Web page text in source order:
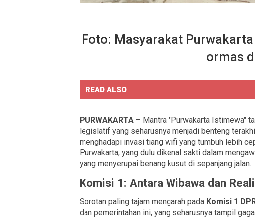
Foto: Masyarakat
ormas
READ ALSO
PURWAKARTA – Mantra "Purwakarta Istimewa"
legislatif yang seharusnya menjadi benteng
menghadapi invasi tiang wifi yang tumbuh lebih
Purwakarta, yang dulu dikenal sakti dalam
yang menyerupai benang kusut di sepanjang jalan.
Komisi 1: Antara Wibawa dan
​Sorotan paling tajam mengarah pada Komisi 1
dan pemerintahan ini, yang seharusnya tampil